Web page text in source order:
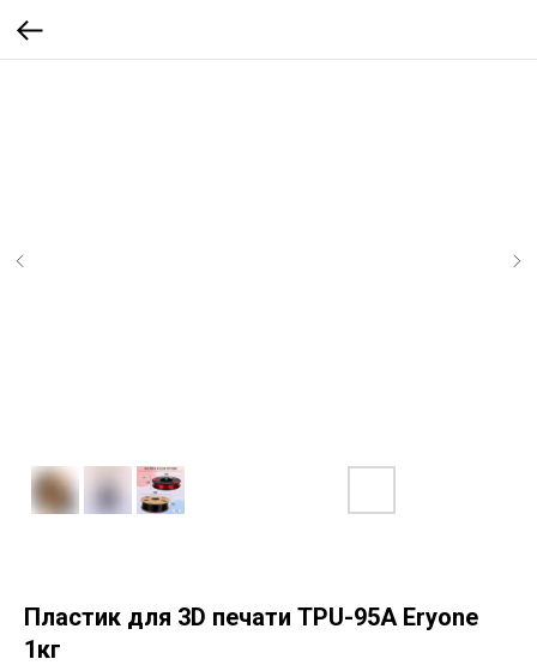
Пластик для 3D печати TPU-95A Eryone
1кг